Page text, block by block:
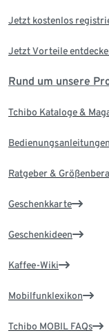
Jetzt kostenlos
Jetzt Vorteile
Rund um unsere
Tchibo Kataloge &
Bedienungsanleitungen
Ratgeber &
Geschenkkarte
Geschenkideen
Kaffee-Wiki
Mobilfunklexikon
Tchibo MOBIL FAQs